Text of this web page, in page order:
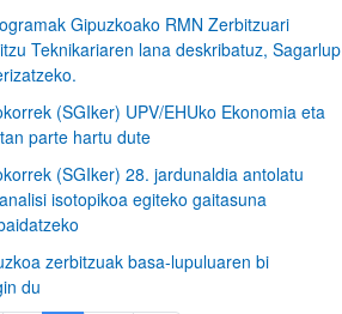
Gipuzkoako RMN Zerbitzuari
Teknikariaren lana deskribatuz, Sagarlup
(SGIker) UPV/EHUko Ekonomia eta
parte hartu dute
(SGIker) 28. jardunaldia antolatu
isotopikoa egiteko gaitasuna
zerbitzuak basa-lupuluaren bi
du